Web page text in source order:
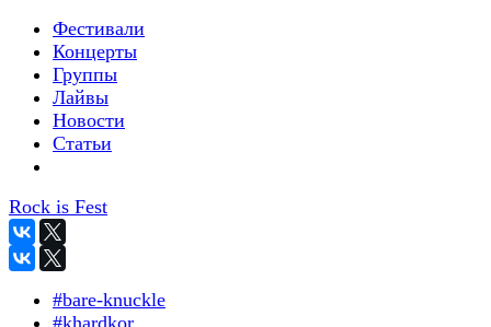
Фестивали
Концерты
Группы
Лайвы
Новости
Статьи
Rock is Fest
#bare-knuckle
#khardkor